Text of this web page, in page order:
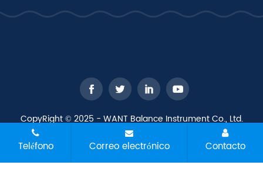
CopyRight © 2025 - WANT Balance Instrument Co., Ltd.
Todos los derechos reservados
Todas las
etiquetas
Teléfono Correo electrónico Contacto